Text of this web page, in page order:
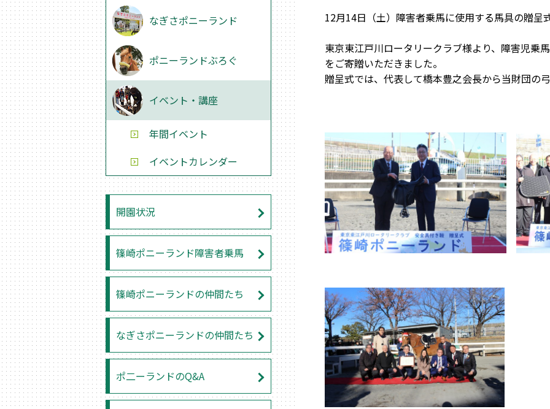
12月14日（土）障害者乗馬に使用する馬具の贈呈
東京東江戸川ロータリークラブ様より、障害児乗
をご寄贈いただきました。
贈呈式では、代表して橋本豊之会長から当財団の
なぎさポニーランド
ポニーランドぶろぐ
イベント・講座
年間イベント
イベントカレンダー
開園状況
篠崎ポニーランド障害者乗馬
篠崎ポニーランドの仲間たち
なぎさポニーランドの仲間たち
ポ二ーランドのQ&A